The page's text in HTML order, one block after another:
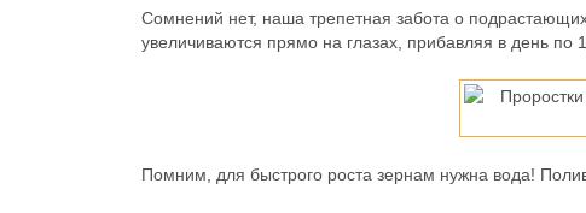
Сомнений нет, наша трепетная забота о
увеличиваются прямо на глазах, прибавляя в день по
Помним, для быстрого роста зернам нужна вода!